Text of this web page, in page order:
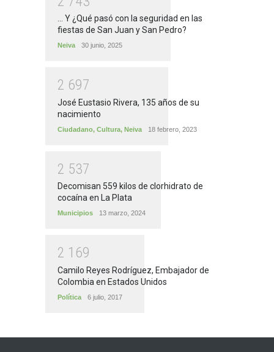
... Y ¿Qué pasó con la seguridad en las
fiestas de San Juan y San Pedro?
Neiva 30 junio, 2025
2 697
José Eustasio Rivera, 135 años de su
nacimiento
Ciudadano, Cultura, Neiva 18 febrero, 2023
2 537
Decomisan 559 kilos de clorhidrato de
cocaína en La Plata
Municipios 13 marzo, 2024
2 1 69
Camilo Reyes Rodríguez, Embajador de
Colombia en Estados Unidos
Política 6 julio, 2017